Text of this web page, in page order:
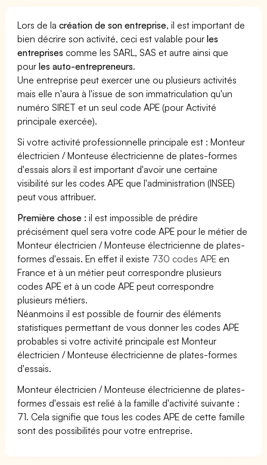
Lors de lacréation de son entreprise, il est important de
bien décrire son activité, ceci est valable pourles
entreprises comme les SARL, SAS et autre ainsi que
pourles auto-entrepreneurs.
Une entreprise peut exercer une ou plusieurs activités
mais elle n'aura à l'issue de son immatriculation qu'un
numéro SIRET et un seul code APE (pour Activité
principale exercée).
Si votre activité professionnelle principale est : Monteur
électricien / Monteuse électricienne de plates-formes
d'essais alors il est important d'avoir une certaine
visibilité sur les codes APE que l'administration (INSEE)
peut vous attribuer.
Première chose : il est impossible de prédire
précisément quel sera votre code APE pour le métier de
Monteur électricien / Monteuse électricienne de plates-
formes d'essais. En effet il existe 730 codes APE en
France et à un métier peut correspondre plusieurs
codes APE et à un code APE peut correspondre
plusieurs métiers.
Néanmoins il est possible de fournir des éléments
statistiques permettant de vous donner les codes APE
probables si votre activité principale est Monteur
électricien / Monteuse électricienne de plates-formes
d'essais.
Monteur électricien / Monteuse électricienne de plates-
formes d'essais est relié à la famille d'activité suivante :
71. Cela signifie que tous les codes APE de cette famille
sont des possibilités pour votre entreprise.